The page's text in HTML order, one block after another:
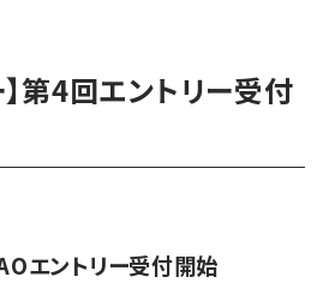
】第4回エントリー受付
エントリー受付開始